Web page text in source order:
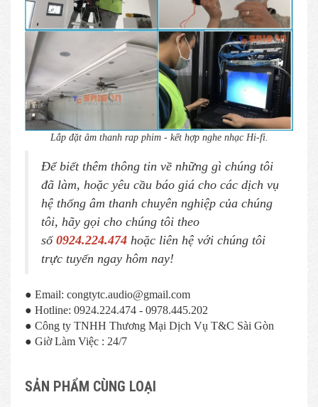
Lắp đặt âm thanh rap phim - kết hợp nghe nhạc Hi-fi.
Để biết thêm thông tin về những gì chúng tôi
đã làm, hoặc yêu cầu báo giá cho các dịch vụ
hệ thống âm thanh chuyên nghiệp của chúng
tôi, hãy gọi cho chúng tôi theo
số 0924.224.474 hoặc liên hệ với chúng tôi
trực tuyến ngay hôm nay!
● Email: congtytc.audio@gmail.com
● Hotline: 0924.224.474 - 0978.445.202
● Công ty TNHH Thương Mại Dịch Vụ T&C Sài Gòn
● Giờ Làm Việc : 24/7
SẢN PHẨM CÙNG LOẠI